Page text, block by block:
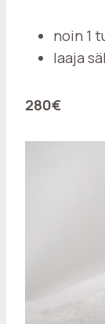
noin 1
laaja
280€